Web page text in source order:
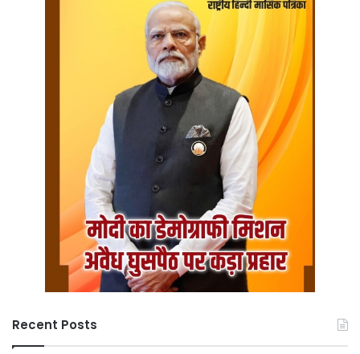
Recent Posts